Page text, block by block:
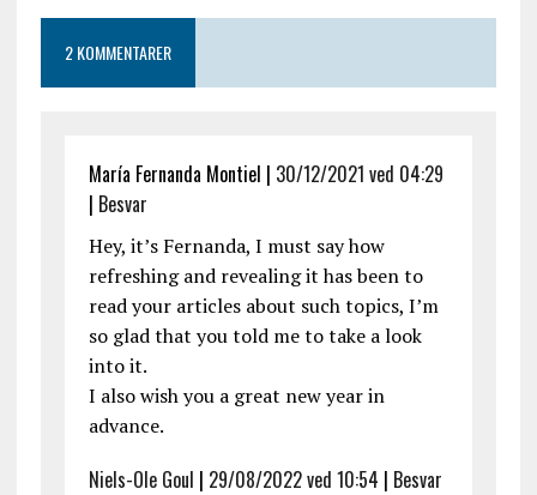
2 KOMMENTARER
María Fernanda Montiel | 30/12/2021 ved 04:29
| Besvar
Hey, it’s Fernanda, I must say how
refreshing and revealing it has been to
read your articles about such topics, I’m
so glad that you told me to take a look
into it.
I also wish you a great new year in
advance.
Niels-Ole Goul | 29/08/2022 ved 10:54 | Besvar